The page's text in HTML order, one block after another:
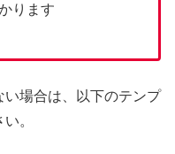
ります
場合は、以下のテンプ
。